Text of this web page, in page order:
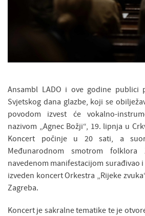
Ansambl LADO i ove godine publici
Svjetskog dana glazbe, koji se
povodom izvest će vokalno-
nazivom „Agnec Božji“, 19. lipnja u
Koncert počinje u 20 sati, a
Međunarodnom smotrom
navedenom manifestacijom surađivao
izveden koncert Orkestra „Rijeke
Zagreba.
Koncert je sakralne tematike te je